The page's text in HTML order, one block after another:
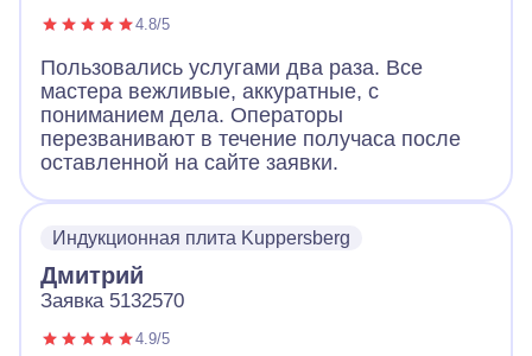
4.8/5
Пользовались услугами два раза. Все
мастера вежливые, аккуратные, с
пониманием дела. Операторы
перезванивают в течение получаса после
оставленной на сайте заявки.
Индукционная плита Kuppersberg
Дмитрий
Заявка 5132570
4.9/5